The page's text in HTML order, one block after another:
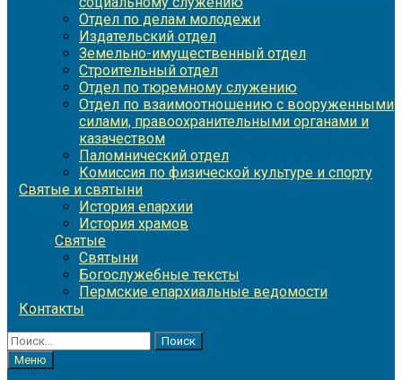
Отдел по делам молодежи
Издательский отдел
Земельно-имущественный отдел
Строительный отдел
Отдел по тюремному служению
Отдел по взаимоотношению с вооруженными
силами, правоохранительными органами и
казачеством
Паломнический отдел
Комиссия по физической культуре и спорту
Святые и святыни
История епархии
История храмов
Святые
Святыни
Богослужебные тексты
Пермские епархиальные ведомости
Контакты
Найти:
Меню